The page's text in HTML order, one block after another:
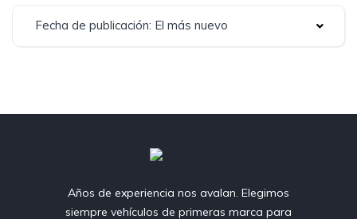
Fecha de publicación: El más nuevo
Años de experiencia nos avalan. Elegimos
siempre vehículos de primeras marca para